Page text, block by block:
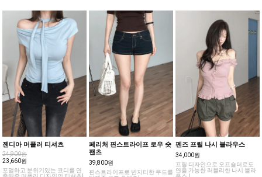
젠디아 머플러 티셔츠
24,900원
23,660원
포멀하고 분위기있는 코디를 연
페리처 핀스트라이프 로우 숏
팬츠
39,800원
핀스트라이프로 빈지티한 무드를
펜즈 프릴 나시 블라우스
34,000원
프릴 디자인으로 오프숄더로도
연출 가능한 러블리한 나시 블라